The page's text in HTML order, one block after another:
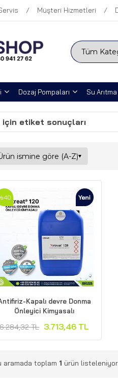
Müşteri Hizmetleri
Dozaj Pompaları Su
etiket sonuçları
Kapalı devre Donma
Önleyici Kimyasalı
6.284,32 TL 3.713,46 TL
aramada toplam 1 ürün listeleniyor.